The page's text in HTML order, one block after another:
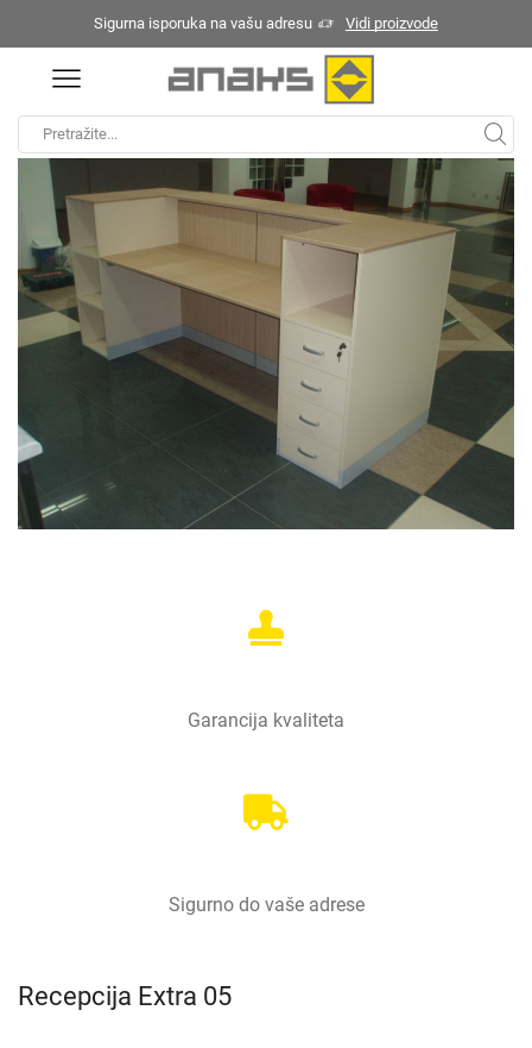
Sigurna isporuka na vašu adresu Vidi proizvode
input
Početna / Recepcije / Extra
Garancija kvaliteta
Sigurno do vaše adrese
Recepcija Extra 05